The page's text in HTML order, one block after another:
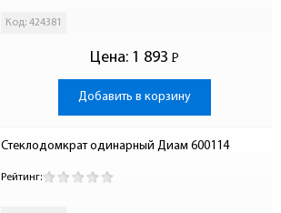
Код: 424381
Цена: 1 893 Р
-
Добавить в корзину
Стеклодомкрат одинарный Диам 600114
Рейтинг: